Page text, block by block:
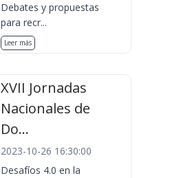
Debates y propuestas
para recr...
Leer más
XVII Jornadas
Nacionales de
Do...
2023-10-26 16:30:00
Desafíos 4.0 en la